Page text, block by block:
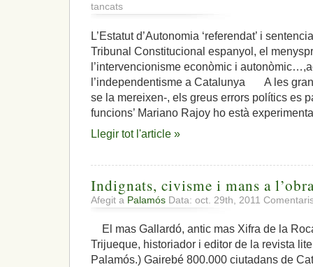
tancats
Acceleració
l’empenta
independentista
a
nació
catalana
L’Estatut d’Autonomia ‘referendat’ i
Tribunal Constitucional espanyol, el
l’intervencionisme econòmic i
l’independentisme a Catalunya A les
se la mereixen-, els greus errors polítics es
funcions’ Mariano Rajoy ho està
Llegir tot l'article »
Indignats, civisme i mans a
Afegit a Palamós Data: oct. 29th, 2011
El mas Gallardó, antic mas Xifra de la
Trijueque, historiador i editor de la revista
Palamós.) Gairebé 800.000 ciutadans de